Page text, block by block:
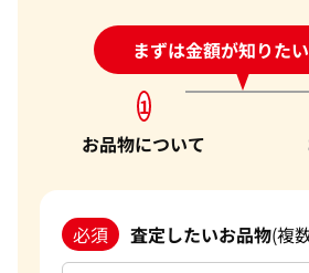
まずは金額が知りた
24時間受付中!問い合わ
1
お品物について
必須 査定したいお品物(複